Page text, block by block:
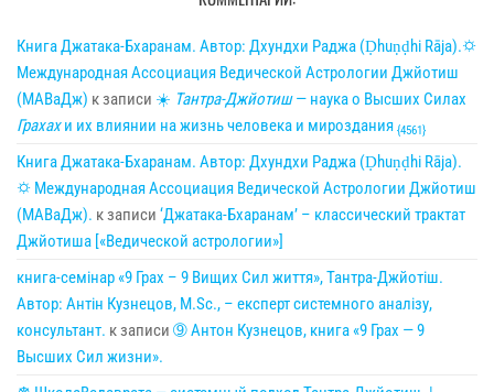
Книга Джатака-Бхаранам. Автор: Дхундхи Раджа (Ḍhuṇḍhi Rāja).🌣
Международная Ассоциация Ведической Астрологии Джйотиш
(МАВаДж) к записи ☀ Тантра-Джйотиш— наука о Высших Силах
Грахахи их влиянии на жизнь человека и мироздания {4561}
Книга Джатака-Бхаранам. Автор: Дхундхи Раджа (Ḍhuṇḍhi Rāja).
🌣 Международная Ассоциация Ведической Астрологии Джйотиш
(МАВаДж). к записи ‘Джатака-Бхаранам’ – классический трактат
Джйотиша [«Ведической астрологии»]
книга-семінар «9 Грах – 9 Вищих Сил життя», Тантра-Джйотіш.
Автор: Антін Кузнецов, M.Sc., – експерт системного аналізу,
консультант. к записи ➈ Антон Кузнецов, книга «9 Грах — 9
Высших Сил жизни».